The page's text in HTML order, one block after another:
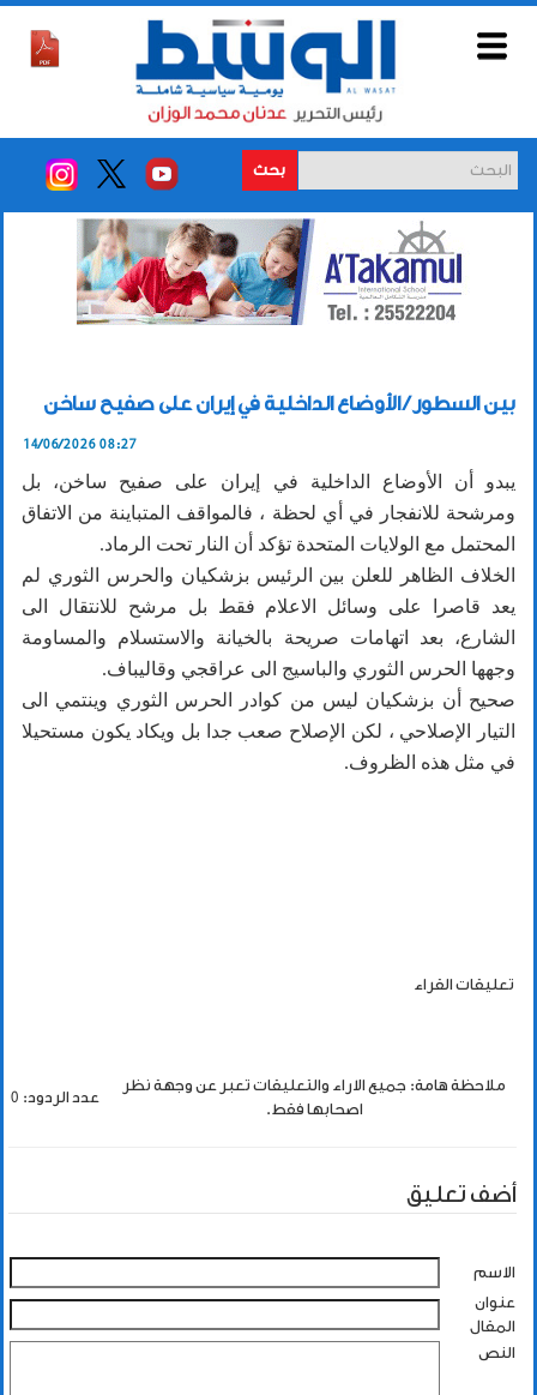
بحث
بين السطور / الأوضاع الداخلية في إيران على صفيح ساخن
14/06/2026 08:27
يبدو أن الأوضاع الداخلية في إيران على صفيح ساخن، بل
ومرشحة للانفجار في أي لحظة ، فالمواقف المتباينة من الاتفاق
المحتمل مع الولايات المتحدة تؤكد أن النار تحت الرماد.
الخلاف الظاهر للعلن بين الرئيس بزشكيان والحرس الثوري لم
يعد قاصرا على وسائل الاعلام فقط بل مرشح للانتقال الى
الشارع، بعد اتهامات صريحة بالخيانة والاستسلام والمساومة
وجهها الحرس الثوري والباسيج الى عراقجي وقاليباف.
صحيح أن بزشكيان ليس من كوادر الحرس الثوري وينتمي الى
التيار الإصلاحي ، لكن الإصلاح صعب جدا بل ويكاد يكون مستحيلا
في مثل هذه الظروف.
تعليقات القراء
ملاحظة هامة: جميع الاراء والتعليقات تعبر عن وجهة نظر
اصحابها فقط.
عدد الردود: 0
أضف تعليق
الاسم
عنوان
المقال
النص